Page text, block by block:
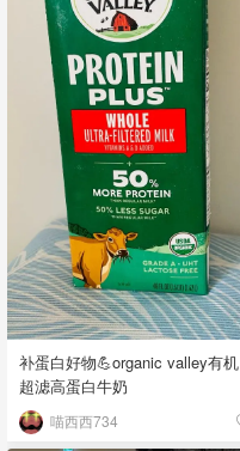
补蛋白好物💪organic valley有机
超滤高蛋白牛奶
喵西西734